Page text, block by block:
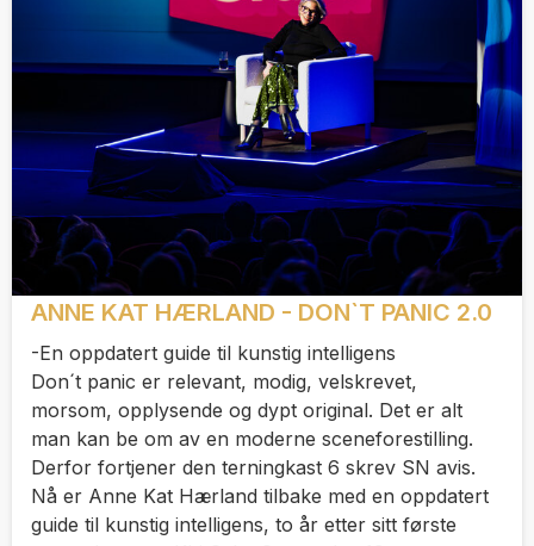
ANNE KAT HÆRLAND - DON`T PANIC 2.0
-En oppdatert guide til kunstig intelligens
Don´t panic er relevant, modig, velskrevet,
morsom, opplysende og dypt original. Det er alt
man kan be om av en moderne sceneforestilling.
Derfor fortjener den terningkast 6 skrev SN avis.
Nå er Anne Kat Hærland tilbake med en oppdatert
guide til kunstig intelligens, to år etter sitt første